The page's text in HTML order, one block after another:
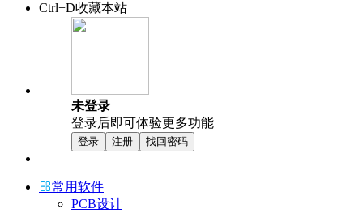
Ctrl+D收藏本站
未登录
登录后即可体验更多功能
登录 注册 找回密码
常用软件
PCB设计